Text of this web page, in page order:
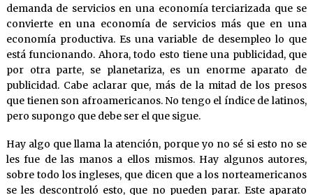
demanda de servicios en una economía terciarizada que se
convierte en una economía de servicios más que en una
economía productiva. Es una variable de desempleo lo que
está funcionando. Ahora, todo esto tiene una publicidad, que
por otra parte, se planetariza, es un enorme aparato de
publicidad. Cabe aclarar que, más de la mitad de los presos
que tienen son afroamericanos. No tengo el índice de latinos,
pero supongo que debe ser el que sigue.
Hay algo que llama la atención, porque yo no sé si esto no se
les fue de las manos a ellos mismos. Hay algunos autores,
sobre todo los ingleses, que dicen que a los norteamericanos
se les descontroló esto, que no pueden parar. Este aparato